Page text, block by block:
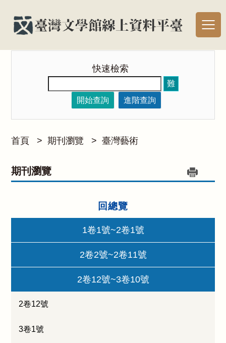
快速檢索
難
開始查詢
進階查詢
首頁 > 期刊瀏覽 > 臺灣藝術
期刊瀏覽
回總覽
1卷1號~2卷1號
2卷2號~2卷11號
2卷12號~3卷10號
2卷12號
3卷1號